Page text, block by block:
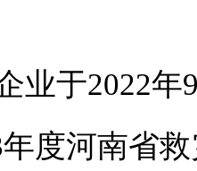
业于2022年
年度河南省